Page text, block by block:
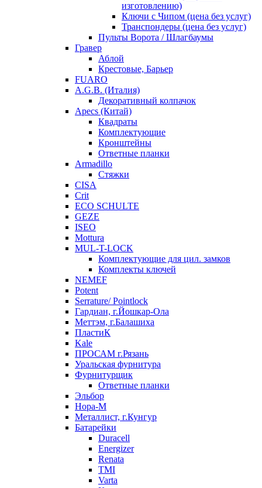
изготовлению)
Ключи с Чипом (цена без услуг)
Транспондеры (цена без услуг)
Пульты Ворота / Шлагбаумы
Гравер
Аблой
Крестовые, Барьер
FUARO
A.G.B. (Италия)
Декоративный колпачок
Apecs (Китай)
Квадраты
Комплектующие
Кронштейны
Ответные планки
Armadillo
Стяжки
CISA
Crit
ECO SCHULTE
GEZE
ISEO
Mottura
MUL-T-LOCK
Комплектующие для цил. замков
Комплекты ключей
NEMEF
Potent
Serrature/ Pointlock
Гардиан, г.Йошкар-Ола
Меттэм, г.Балашиха
ПластиК
Kale
ПРОСАМ г.Рязань
Уральская фурнитура
Фурнитурщик
Ответные планки
Эльбор
Нора-М
Металлист, г.Кунгур
Батарейки
Duracell
Energizer
Renata
TMI
Varta